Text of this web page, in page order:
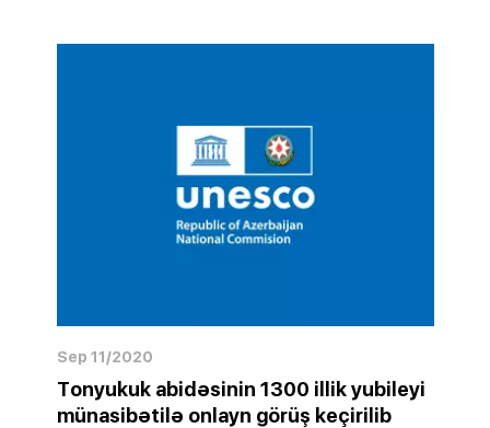
Sep 11/2020
Tonyukuk abidəsinin 1300 illik yubileyi
münasibətilə onlayn görüş keçirilib